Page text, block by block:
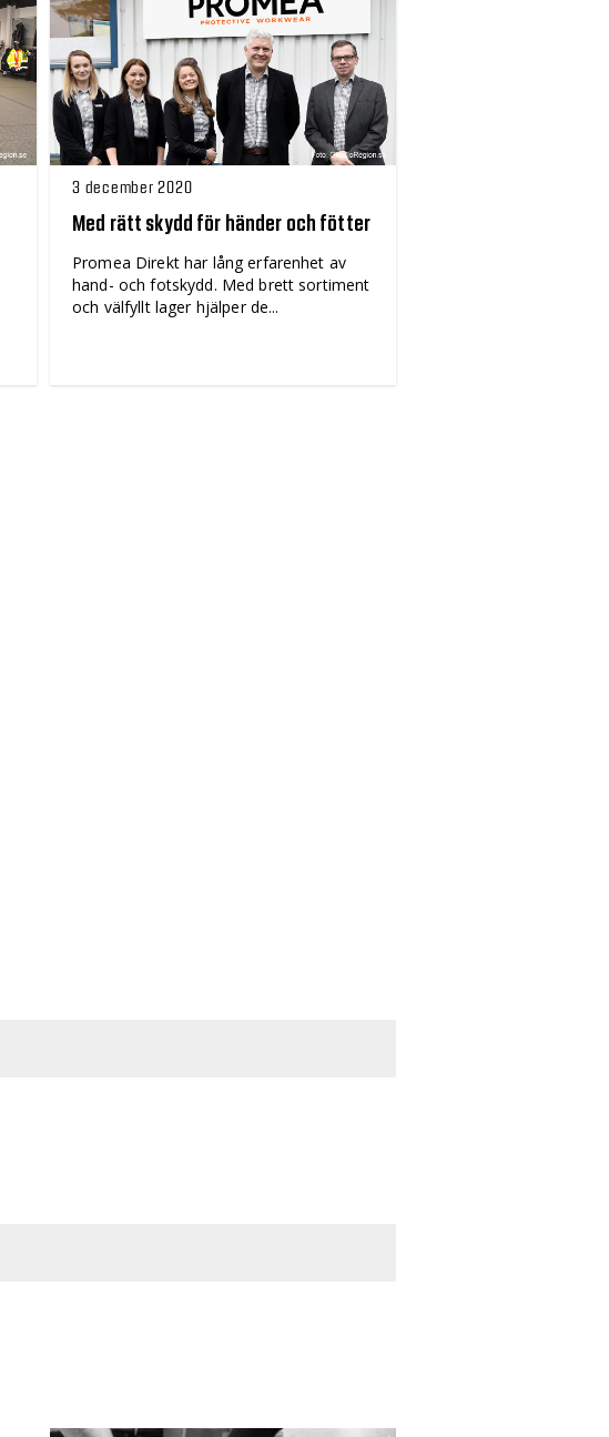
3 december 2020
Med rätt skydd för händer och fötter
Promea Direkt har lång erfarenhet av
hand- och fotskydd. Med brett sortiment
och välfyllt lager hjälper de...